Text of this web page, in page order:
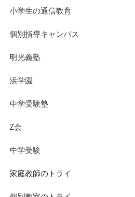
小学生の通信教育
個別指導キャンパス
明光義塾
浜学園
中学受験塾
Z会
中学受験
家庭教師のトライ